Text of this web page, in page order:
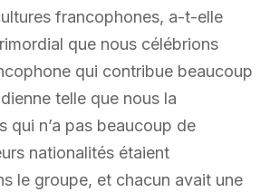
francophones, a-t-elle
que nous célébrions
qui contribue beaucoup
telle que nous la
qui n’a pas beaucoup de
nationalités étaient
le groupe, et chacun avait une